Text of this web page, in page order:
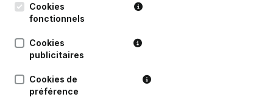
31-12-2010
Rubrique Constitution (Nouvelle
Personne Morale, Ouverture
Cookies
fonctionnels
Cookies
publicitaires
Cookies de
préférence